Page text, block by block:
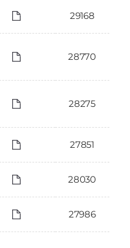
29168
28770
28275
27851
28030
27986